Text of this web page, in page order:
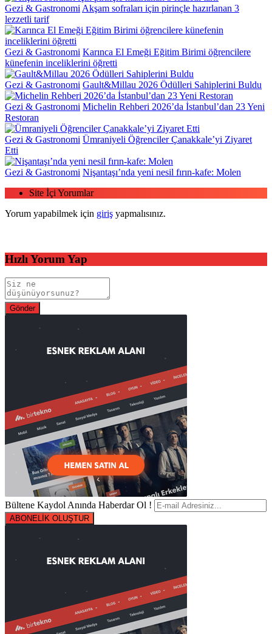
Gezi & Gastronomi Akşam sofraları için pirinçle hazırlanan 3
lezzetli tarif
Gezi & Gastronomi Karınca El Emeği Eğitim Birimi öğrencilere
künefenin inceliklerini öğretti
Gezi & Gastronomi Gault&Millau 2026 Ödülleri Sahiplerini Buldu
Gezi & Gastronomi Michelin Rehberi 2026’da İstanbul’dan 23 Yeni
Restoran
Gezi & Gastronomi Ümraniyeli Öğrenciler Çanakkale’yi Ziyaret
Etti
Gezi & Gastronomi Nişantaşı’nda yeni nesil fırın-kafe: Molen
Site İçi Yorumlar
Yorum yapabilmek için giriş yapmalısınız.
Hızlı Yorum Yap
Bültene Kaydol Anında Haberdar Ol !
ABONELİK OLUŞTUR